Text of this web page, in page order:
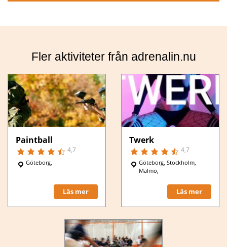
Fler aktiviteter från adrenalin.nu
Paintball
4,7
Göteborg,
Läs mer
Twerk
4,7
Göteborg, Stockholm,
Malmö,
Läs mer